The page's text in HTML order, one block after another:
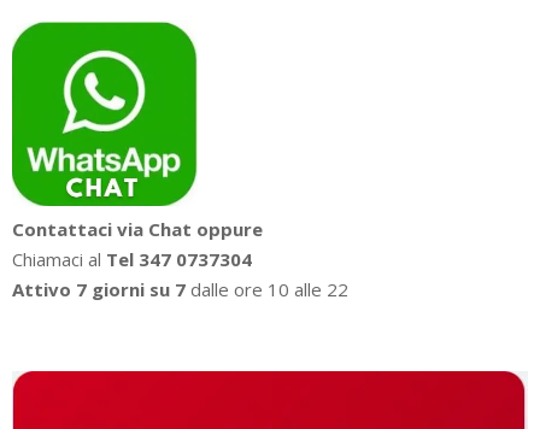
Contattaci via Chat oppure
Chiamaci al Tel 347 0737304
Attivo 7 giorni su 7 dalle ore 10 alle 22